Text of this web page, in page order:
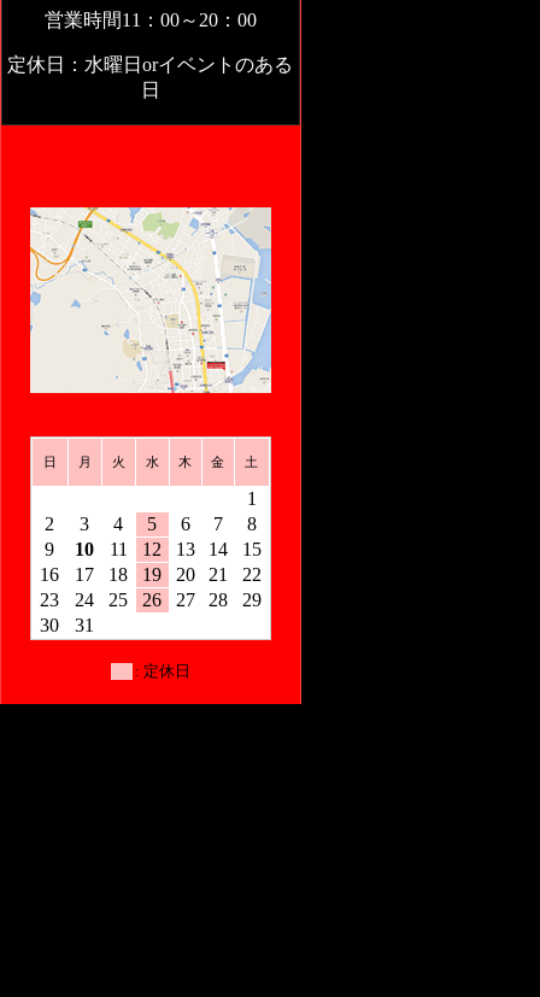
営業時間11：00～20：00
定休日：水曜日orイベントのある
日
日 月 火 水 木 金 土
1
2
3 4 5 6 7
8
9
10 11 12 13 14
15
16
17 18 19 20 21
22
23
24 25 26 27 28
29
30
31
: 定休日